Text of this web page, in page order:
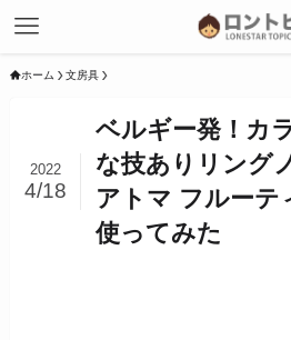
ホーム 文房具
ベルギー発！カ
な技ありリング
アトマ フルー
使ってみた
2022
4/18